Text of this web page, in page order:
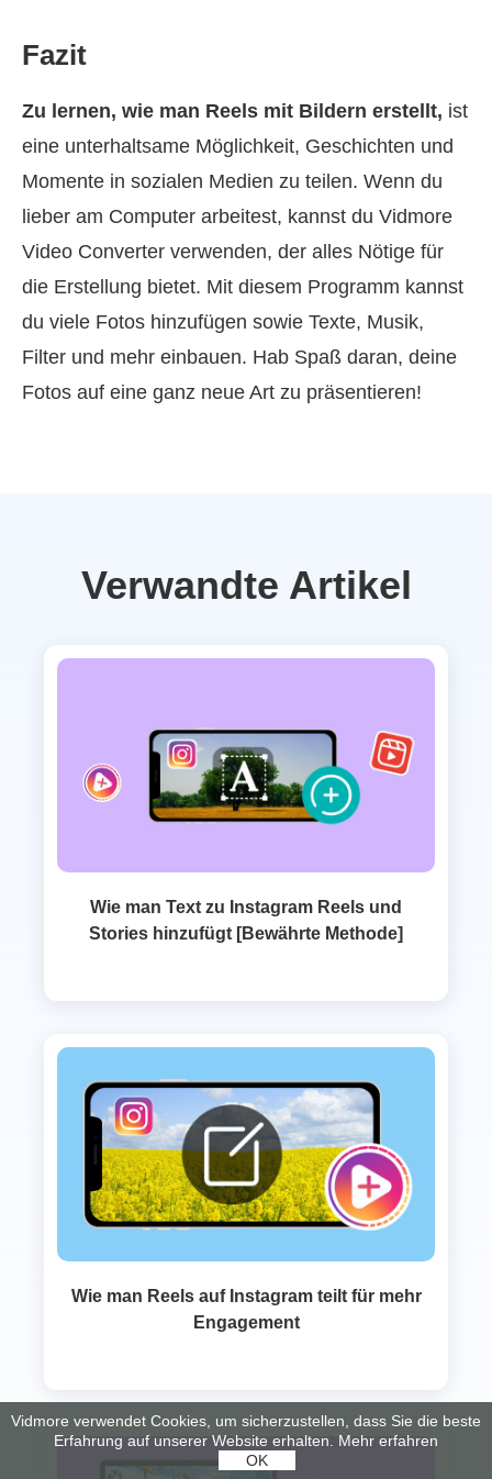
Fazit
Zu lernen, wie man Reels mit Bildern erstellt, ist
eine unterhaltsame Möglichkeit, Geschichten und
Momente in sozialen Medien zu teilen. Wenn du
lieber am Computer arbeitest, kannst du Vidmore
Video Converter verwenden, der alles Nötige für
die Erstellung bietet. Mit diesem Programm kannst
du viele Fotos hinzufügen sowie Texte, Musik,
Filter und mehr einbauen. Hab Spaß daran, deine
Fotos auf eine ganz neue Art zu präsentieren!
Verwandte Artikel
Wie man Text zu Instagram Reels und
Stories hinzufügt [Bewährte Methode]
Wie man Reels auf Instagram teilt für mehr
Engagement
Vidmore verwendet Cookies, um sicherzustellen, dass Sie die beste
Erfahrung auf unserer Website erhalten. Mehr erfahren
OK